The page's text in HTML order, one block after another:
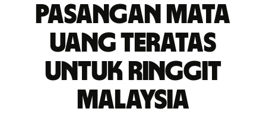
Pasangan mata
uang teratas
untuk ringgit
Malaysia